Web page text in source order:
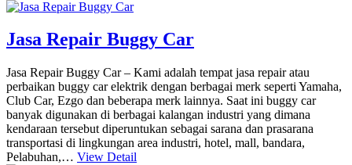
Jasa Repair Buggy Car
Jasa Repair Buggy Car – Kami adalah tempat jasa repair atau
perbaikan buggy car elektrik dengan berbagai merk seperti Yamaha,
Club Car, Ezgo dan beberapa merk lainnya. Saat ini buggy car
banyak digunakan di berbagai kalangan industri yang dimana
kendaraan tersebut diperuntukan sebagai sarana dan prasarana
transportasi di lingkungan area industri, hotel, mall, bandara,
Pelabuhan,… View Detail